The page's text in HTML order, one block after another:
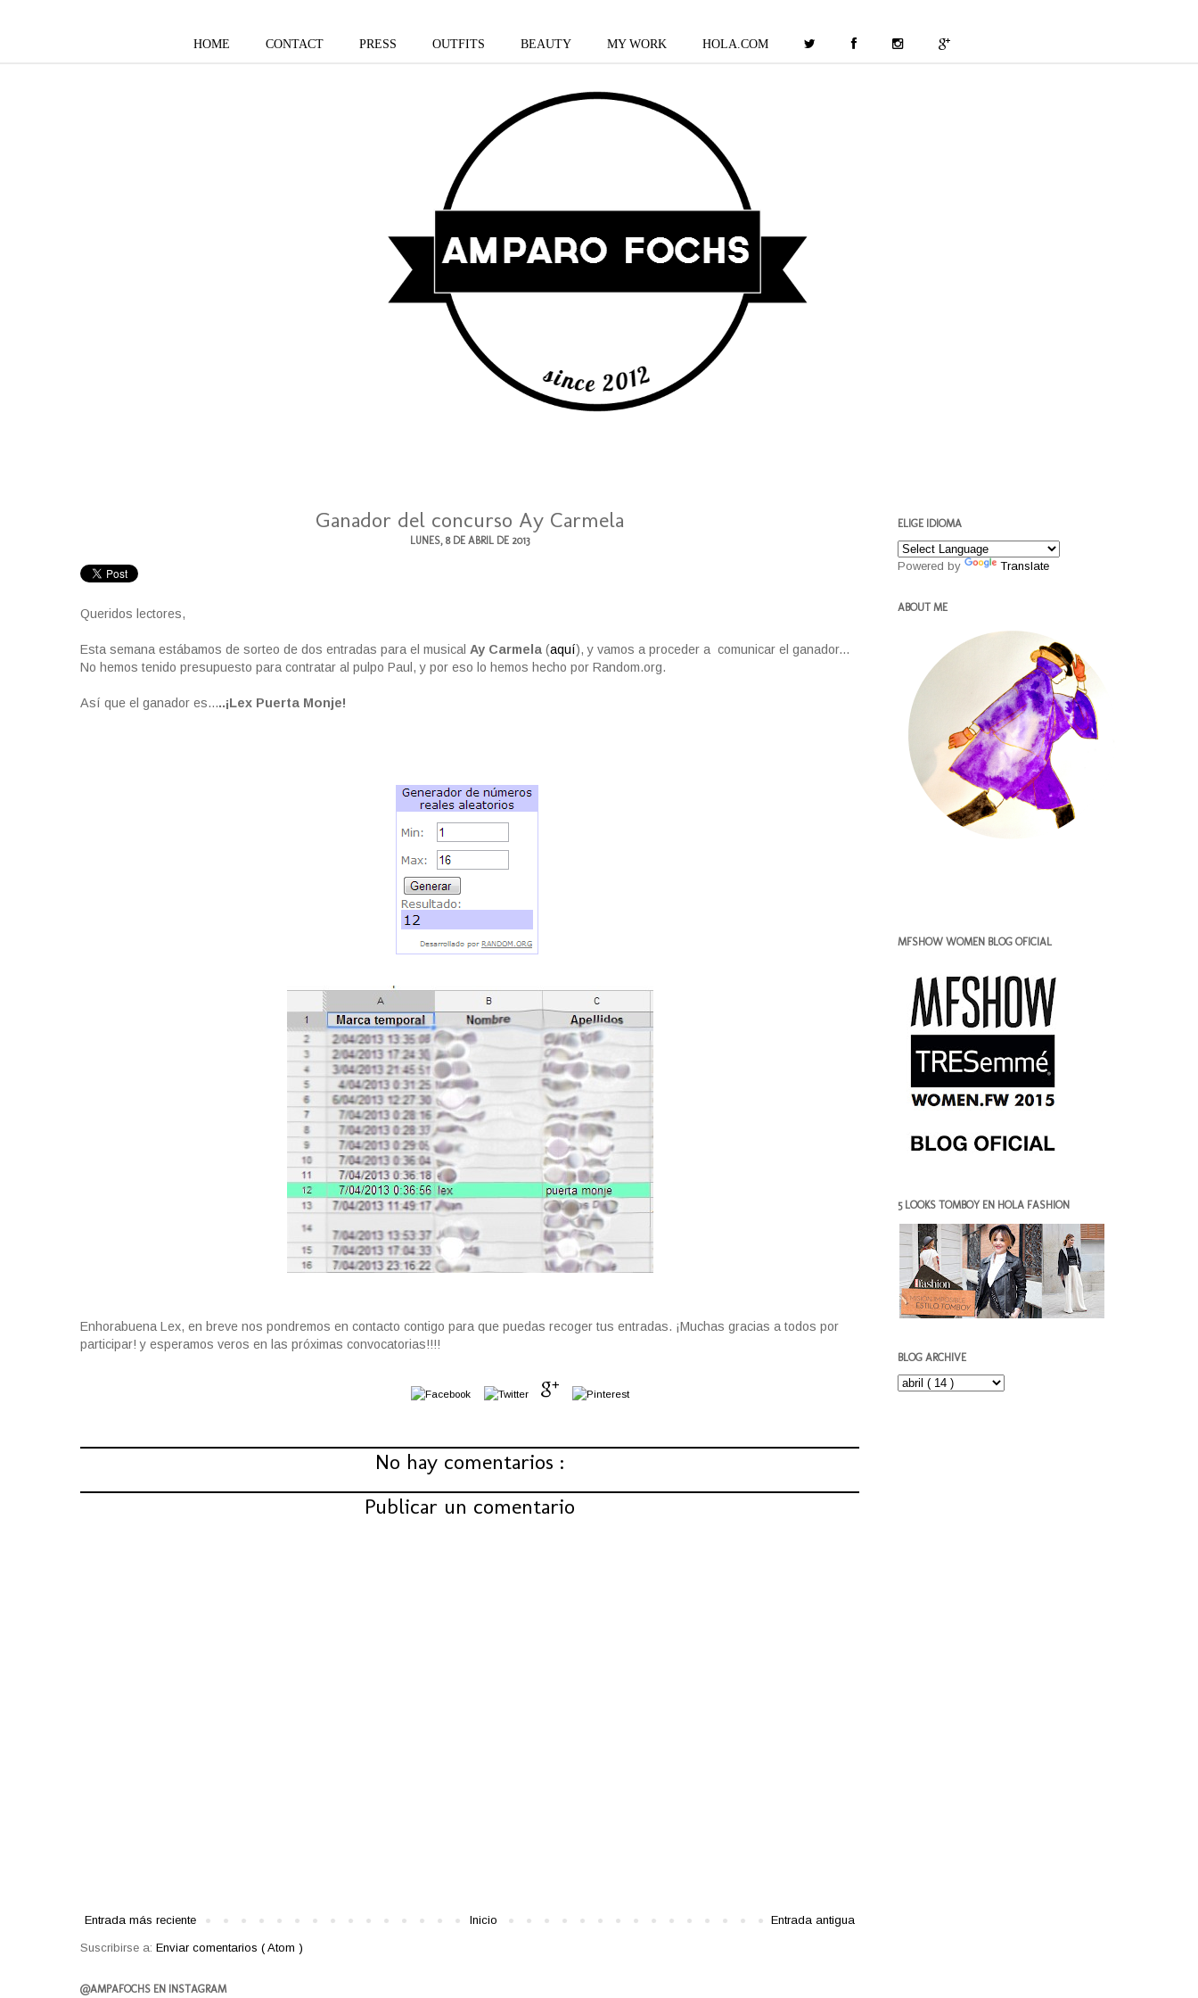
HOME CONTACT PRESS OUTFITS BEAUTY MY WORK HOLA.COM
Ganador del concurso Ay Carmela
LUNES, 8 DE ABRIL DE 2013
Queridos lectores,
Esta semana estábamos de sorteo de dos entradas para el musical Ay Carmela (aquí), y vamos a proceder a comunicar el ganador...
No hemos tenido presupuesto para contratar al pulpo Paul, y por eso lo hemos hecho por Random.org.
Así que el ganador es.....¡Lex Puerta Monje!
Enhorabuena Lex, en breve nos pondremos en contacto contigo para que puedas recoger tus entradas. ¡Muchas gracias a todos por
participar! y esperamos veros en las próximas convocatorias!!!!
No hay comentarios :
Publicar un comentario
Entrada más reciente Entrada antigua
Inicio
Suscribirse a: Enviar comentarios ( Atom )
@AMPAFOCHS EN INSTAGRAM
ELIGE IDIOMA
Powered by Translate
ABOUT ME
MFSHOW WOMEN BLOG OFICIAL
5 LOOKS TOMBOY EN HOLA FASHION
BLOG ARCHIVE